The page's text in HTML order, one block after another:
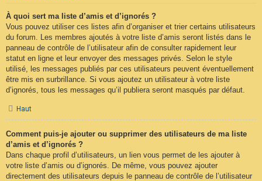
À quoi sert ma liste d’amis et d’ignorés ?
Vous pouvez utiliser ces listes afin d’organiser et trier certains utilisateurs
du forum. Les membres ajoutés à votre liste d’amis seront listés dans le
panneau de contrôle de l’utilisateur afin de consulter rapidement leur
statut en ligne et leur envoyer des messages privés. Selon le style
utilisé, les messages publiés par ces utilisateurs peuvent éventuellement
être mis en surbrillance. Si vous ajoutez un utilisateur à votre liste
d’ignorés, tous les messages qu’il publiera seront masqués par défaut.
Haut
Comment puis-je ajouter ou supprimer des utilisateurs de ma liste
d’amis et d’ignorés ?
Dans chaque profil d’utilisateurs, un lien vous permet de les ajouter à
votre liste d’amis ou d’ignorés. De même, vous pouvez ajouter
directement des utilisateurs depuis le panneau de contrôle de l’utilisateur